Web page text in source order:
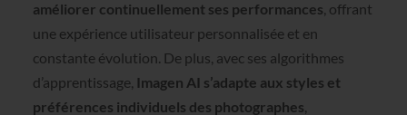
améliorer continuellement ses performances, offrant
une expérience utilisateur personnalisée et en
constante évolution. De plus, avec ses algorithmes
d’apprentissage, Imagen AI s’adapte aux styles et
préférences individuels des photographes,